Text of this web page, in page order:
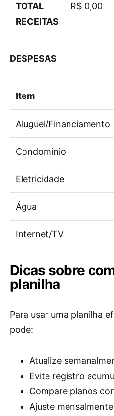
TOTAL
RECEITAS
R$ 0,00
DESPESAS
Item
Aluguel/Financiamento
Condomínio
Eletricidade
Água
Internet/TV
Dicas sobre
planilha
Para usar uma planilha
pode:
Atualize
Evite registro
Compare planos
Ajuste mensalmente